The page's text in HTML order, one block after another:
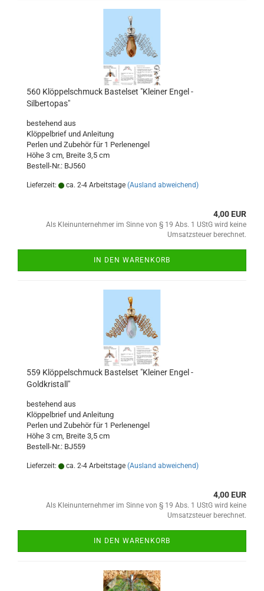
560 Klöppelschmuck Bastelset "Kleiner Engel -
Silbertopas"
bestehend aus
Klöppelbrief und Anleitung
Perlen und Zubehör für 1 Perlenengel
Höhe 3 cm, Breite 3,5 cm
Bestell-Nr.: BJ560
Lieferzeit: ca. 2-4 Arbeitstage (Ausland abweichend)
4,00 EUR
Als Kleinunternehmer im Sinne von § 19 Abs. 1 UStG wird keine
Umsatzsteuer berechnet.
IN DEN WARENKORB
559 Klöppelschmuck Bastelset "Kleiner Engel -
Goldkristall"
bestehend aus
Klöppelbrief und Anleitung
Perlen und Zubehör für 1 Perlenengel
Höhe 3 cm, Breite 3,5 cm
Bestell-Nr.: BJ559
Lieferzeit: ca. 2-4 Arbeitstage (Ausland abweichend)
4,00 EUR
Als Kleinunternehmer im Sinne von § 19 Abs. 1 UStG wird keine
Umsatzsteuer berechnet.
IN DEN WARENKORB